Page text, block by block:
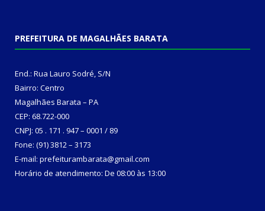
PREFEITURA DE MAGALHÃES BARATA
End.: Rua Lauro Sodré, S/N
Bairro: Centro
Magalhães Barata – PA
CEP: 68.722-000
CNPJ: 05 . 171 . 947 – 0001 / 89
Fone: (91) 3812 – 3173
E-mail: prefeiturambarata@gmail.com
Horário de atendimento: De 08:00 às 13:00